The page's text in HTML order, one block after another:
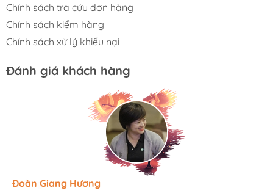
Chính sách tra cứu đơn hàng
Chính sách kiểm hàng
Chính sách xử lý khiếu nại
Đánh giá khách hàng
Hương Suri
Đoàn Giang Hương
Ngọc Anh